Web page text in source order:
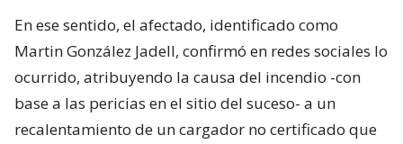
En ese sentido, el afectado, identificado como
Martin González Jadell, confirmó en redes sociales lo
ocurrido, atribuyendo la causa del incendio -con
base a las pericias en el sitio del suceso- a un
recalentamiento de un cargador no certificado que